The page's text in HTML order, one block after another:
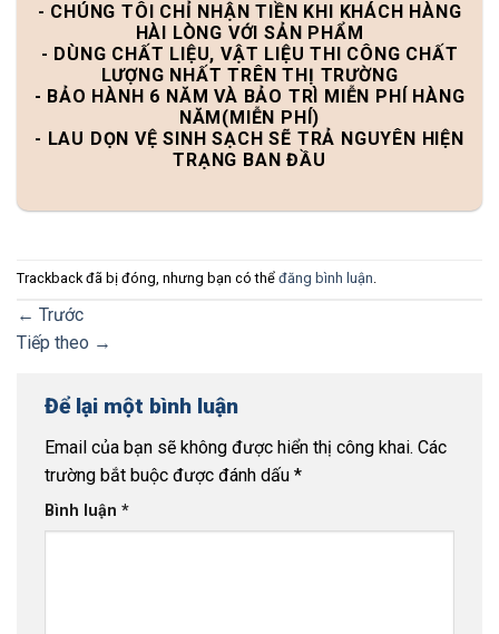
- CHÚNG TÔI CHỈ NHẬN TIỀN KHI KHÁCH HÀNG
HÀI LÒNG VỚI SẢN PHẨM
- DÙNG CHẤT LIỆU, VẬT LIỆU THI CÔNG CHẤT
LƯỢNG NHẤT TRÊN THỊ TRƯỜNG
- BẢO HÀNH 6 NĂM VÀ BẢO TRÌ MIỄN PHÍ HÀNG
NĂM(MIỄN PHÍ)
- LAU DỌN VỆ SINH SẠCH SẼ TRẢ NGUYÊN HIỆN
TRẠNG BAN ĐẦU
Trackback đã bị đóng, nhưng bạn có thể đăng bình luận.
← Trước
Tiếp theo →
Để lại một bình luận
Email của bạn sẽ không được hiển thị công khai. Các
trường bắt buộc được đánh dấu *
Bình luận *